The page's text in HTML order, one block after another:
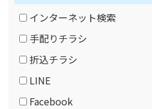
インターネット検索
手配りチラシ
折込チラシ
LINE
Facebook